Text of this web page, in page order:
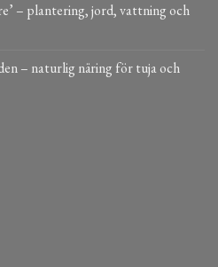
– plantering, jord, vattning och
– naturlig näring för tuja och